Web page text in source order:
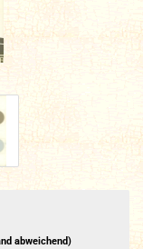
abweichend)